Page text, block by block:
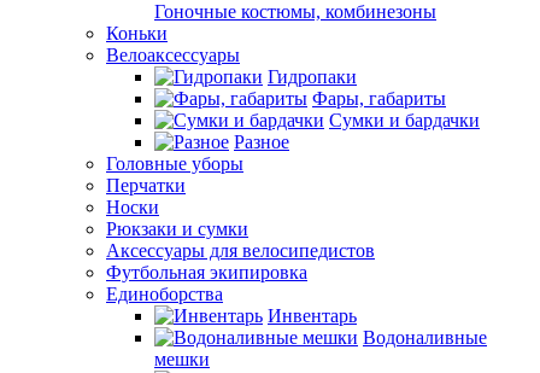
Гоночные костюмы, комбинезоны
Коньки
Велоаксессуары
Гидропаки
Фары, габариты
Сумки и бардачки
Разное
Головные уборы
Перчатки
Носки
Рюкзаки и сумки
Аксессуары для велосипедистов
Футбольная экипировка
Единоборства
Инвентарь
Водоналивные
мешки